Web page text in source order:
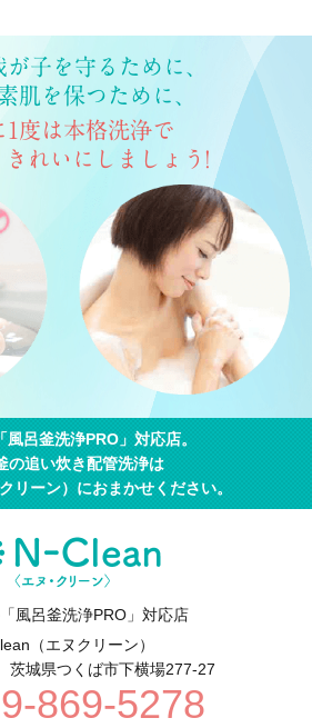
子を守るために、
肌を保つために、
1度は本格洗浄で
きれいにしましょう!
風呂釜洗浄PRO」対応店。
の追い炊き配管洗浄は
リーン）におまかせください。
風呂釜洗浄PRO」対応店
（エヌクリーン）
茨城県つくば市下横場277-27
869-5278